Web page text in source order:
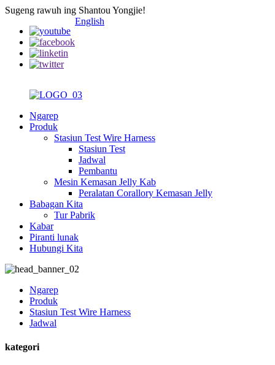
Sugeng rawuh ing Shantou Yongjie!
English
Ngarep
Produk
Stasiun Test Wire Harness
Stasiun Test
Jadwal
Pembantu
Mesin Kemasan Jelly Kab
Peralatan Corallory Kemasan Jelly
Babagan Kita
Tur Pabrik
Kabar
Piranti lunak
Hubungi Kita
Ngarep
Produk
Stasiun Test Wire Harness
Jadwal
kategori